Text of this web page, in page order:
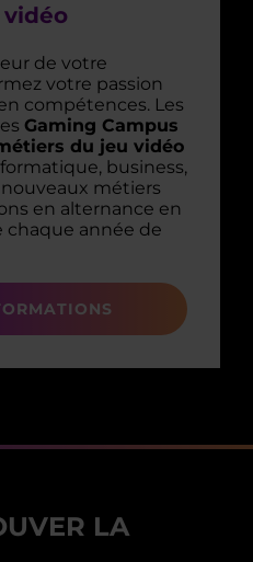
de votre
votre passion
compétences. Les
Gaming Campus
du jeu vidéo
business,
métiers
en alternance en
chaque année de
LA